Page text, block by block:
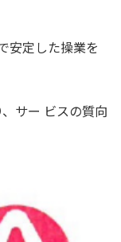
安定した操業を
サー ビスの質向